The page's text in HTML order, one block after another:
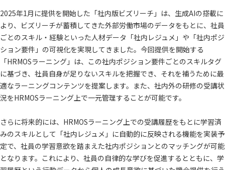
2025年1月に提供を開始した「社内版ビズリーチ」は、生成AIの搭載に
より、ビズリーチが蓄積してきた外部労働市場のデータをもとに、社員
ごとのスキル・経験といった人材データ「社内レジュメ」や「社内ポジ
ション要件」の可視化を実現してきました。今回提供を開始する
「HRMOSラーニング」は、この社内ポジション要件ごとのスキルタグ
に基づき、社員自身が足りないスキルを把握でき、それを補うために最
適なラーニングコンテンツを提案します。また、社内外の研修の受講状
況をHRMOSラーニング上で一元管理することが可能です。
さらに将来的には、HRMOSラーニング上での受講履歴をもとに学習済
みのスキルとして「社内レジュメ」に自動的に反映される機能を実装予
定で、社員の学習意欲を踏まえた社内ポジションとのマッチングが可能
となります。これにより、社員の自律的な学びを促進するとともに、学